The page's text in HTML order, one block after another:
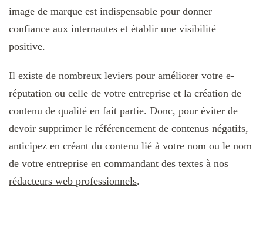
image de marque est indispensable pour donner
confiance aux internautes et établir une visibilité
positive.
Il existe de nombreux leviers pour améliorer votre e-
réputation ou celle de votre entreprise et la création de
contenu de qualité en fait partie. Donc, pour éviter de
devoir supprimer le référencement de contenus négatifs,
anticipez en créant du contenu lié à votre nom ou le nom
de votre entreprise en commandant des textes à nos
rédacteurs web professionnels.